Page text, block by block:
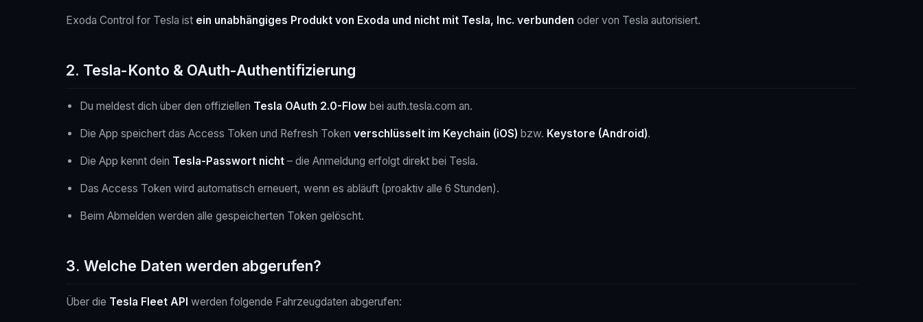
Exoda Control for Tesla ist ein unabhängiges Produkt von Exoda und nicht mit Tesla, Inc. verbunden oder von Tesla autorisiert.
2. Tesla-Konto & OAuth-Authentifizierung
Du meldest dich über den offiziellen Tesla OAuth 2.0-Flow bei auth.tesla.com an.
Die App speichert das Access Token und Refresh Token verschlüsselt im Keychain (iOS) bzw. Keystore (Android).
Die App kennt dein Tesla-Passwort nicht – die Anmeldung erfolgt direkt bei Tesla.
Das Access Token wird automatisch erneuert, wenn es abläuft (proaktiv alle 6 Stunden).
Beim Abmelden werden alle gespeicherten Token gelöscht.
3. Welche Daten werden abgerufen?
Über die Tesla Fleet API werden folgende Fahrzeugdaten abgerufen: